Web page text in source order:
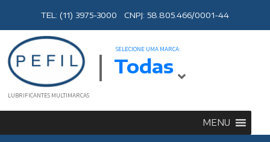
TEL: (11) 3975-3000 CNPJ: 58.805.466/0001-44
LUBRIFICANTES MULTIMARCAS
SELECIONE UMA MARCA:
Todas
MENU